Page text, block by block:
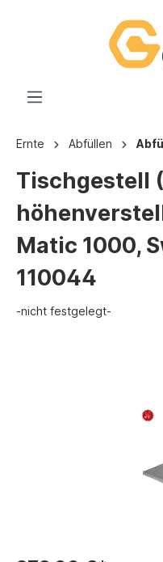
Ernte Abfüllen
Tischgestell
Matic 1000,
110044
-nicht festgelegt-